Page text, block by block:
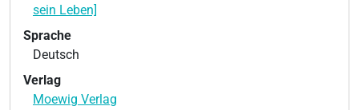
sein Leben]
Sprache
Deutsch
Verlag
Moewig Verlag